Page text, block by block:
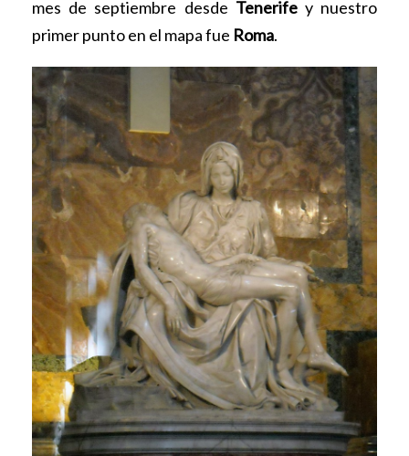
mes de septiembre desde Tenerifey nuestro
primer punto en el mapa fue Roma.